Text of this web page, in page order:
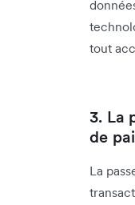
tout
3. La
de
La